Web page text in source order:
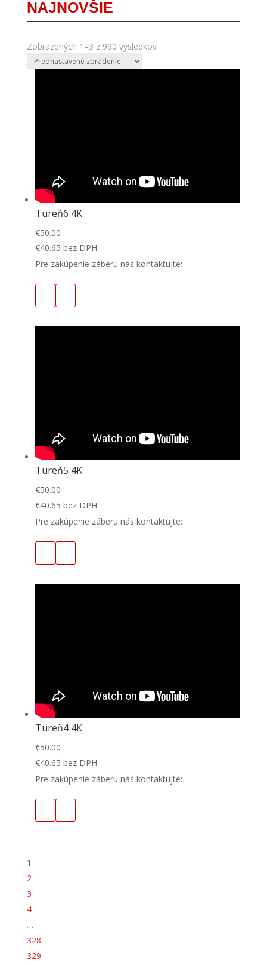
NAJNOVŠIE
Zobrazených 1–3 z 990 výsledkov
Tureň6 4K
€50.00
€40.65 bez DPH
Pre zakúpenie záberu nás kontaktujte:
Tureň5 4K
€50.00
€40.65 bez DPH
Pre zakúpenie záberu nás kontaktujte:
Tureň4 4K
€50.00
€40.65 bez DPH
Pre zakúpenie záberu nás kontaktujte:
1
2
3
4
…
328
329